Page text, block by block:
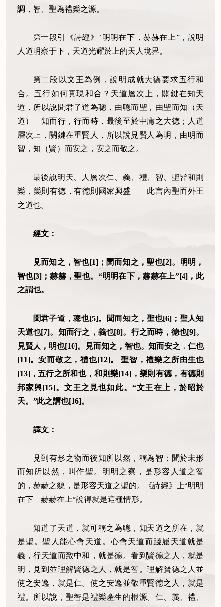
調，智、聖為禮樂之源。
第一段引《詩經》“明明在下，赫赫在上”，說明
人道明察于下，天道光耀於上的天人境界。
第二段以文王為例，說明成就大德要求五行和
合。五行如何實現和合？天道層次上，關鍵在知天
道，所以說聞君子道為聰，由聰而聖，由聖而知（天
道），知而行，行而時，最後至於中庸之大德；人道
層次上，關鍵在重賢人，所以說見賢人為明，由明而
智，知（賢）而安之，安之而敬之。
最後說明天、人層次仁、義、禮、智、聖皆和則
樂，樂則有德，有德則國家興盛——此言內聖而外王
之道也。
經文：
見而知之，智也[1]；聞而知之，聖也[2]。明明，
智也[3]；赫赫，聖也。“明明在下，赫赫在上”[4]，此
之謂也。
聞君子道，聰也[5]。聞而知之，聖也[6]；聖人知
天道也[7]。知而行之，義也[8]。行之而時，德也[9]。
見賢人，明也[10]。見而知之，智也。知而安之，仁也
[11]。安而敬之，禮也[12]。 聖智，禮樂之所由生也
[13]，五行之所和也，和則樂[14]，樂則有德，有德則
邦家興[15]。文王之見也如此。“文王在上，於昭於
天。”此之謂也[16]。
譯文：
見到有形之物而後知所以然，稱為智；聞於未形
而知所以然，叫作聖。明明之察，是形容人道之智
的，赫赫之貌，是形容天道之聖的。《詩經》上“明明
在下，赫赫在上”說得就是這種情形。
知道了天道，就可稱之為聰，知天道之所在，就
是聖。聖人能心會天道。心會天道而踐履天道就是
義，行天道而致中和，就是德。看到賢德之人，就是
明，見到並理解賢德之人，就是智。理解賢德之人並
使之安逸，就是仁。使之安逸並敬重賢德之人，就是
禮。所以說，聖智是禮樂產生的根源。仁、義、禮、